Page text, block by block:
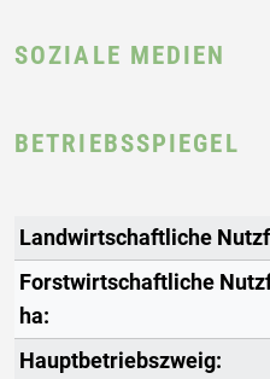
SOZIALE MEDIEN
BETRIEBSSPIEGEL
Landwirtschaftliche
Forstwirtschaftliche
ha:
Hauptbetriebszweig: